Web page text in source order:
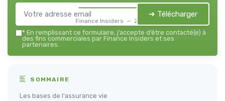
Finance Insiders — 2026
➔ Télécharger
* En remplissant ce formulaire, j’accepte d’être contacté(e) à
des fins commerciales par Finance Insiders et ses
partenaires.
SOMMAIRE
Les bases de l'assurance vie